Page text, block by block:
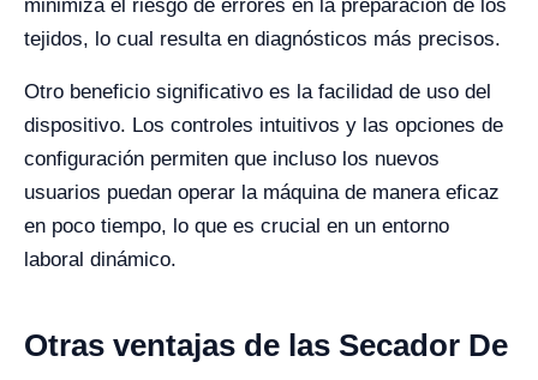
minimiza el riesgo de errores en la preparación de los
tejidos, lo cual resulta en diagnósticos más precisos.
Otro beneficio significativo es la facilidad de uso del
dispositivo. Los controles intuitivos y las opciones de
configuración permiten que incluso los nuevos
usuarios puedan operar la máquina de manera eficaz
en poco tiempo, lo que es crucial en un entorno
laboral dinámico.
Otras ventajas de las Secador De